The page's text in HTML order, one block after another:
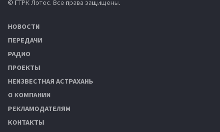
© ГТРК Лотос. Все права защищены.
НОВОСТИ
ПЕРЕДАЧИ
РАДИО
ПРОЕКТЫ
НЕИЗВЕСТНАЯ АСТРАХАНЬ
О КОМПАНИИ
РЕКЛАМОДАТЕЛЯМ
КОНТАКТЫ